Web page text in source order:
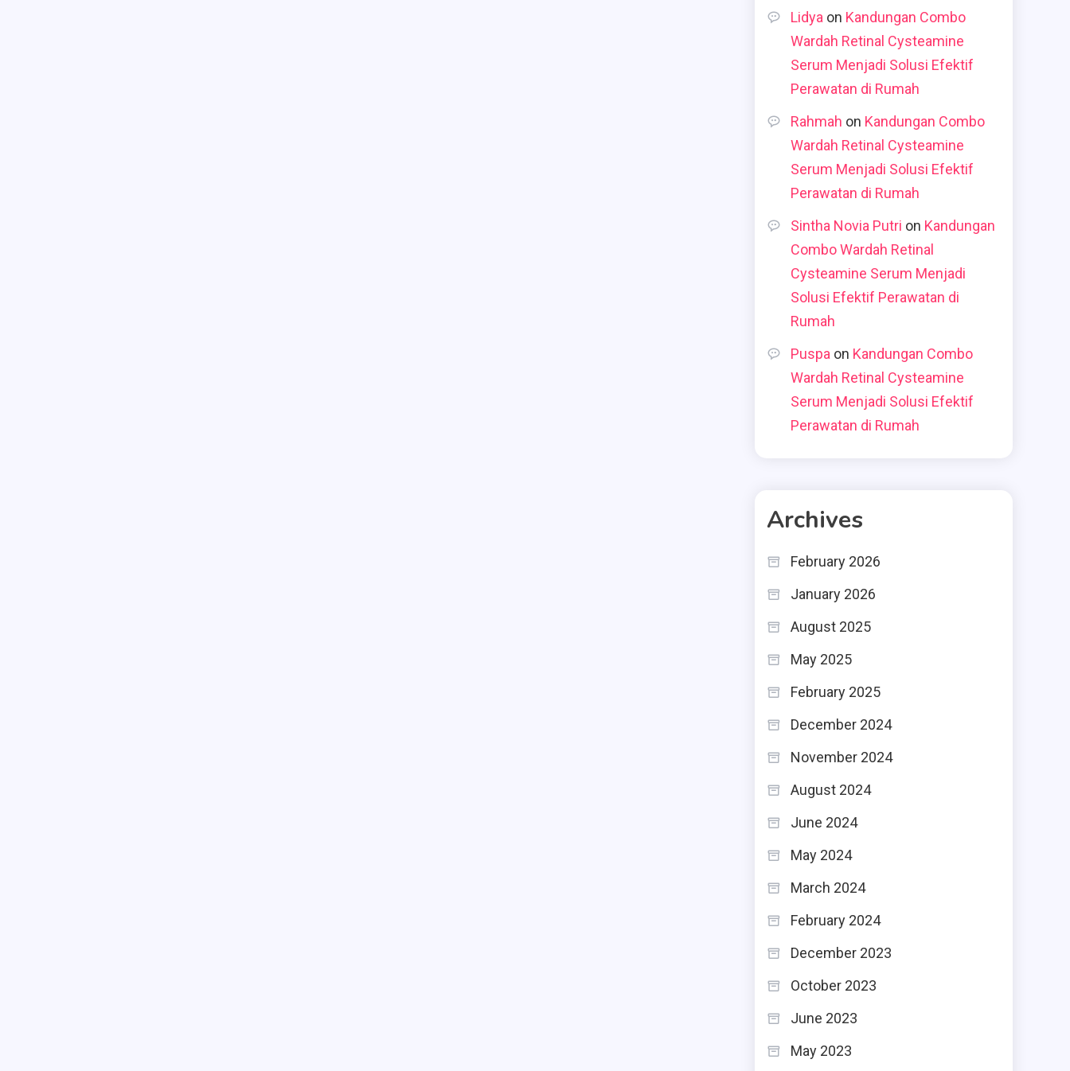
Lidya on Kandungan Combo
Wardah Retinal Cysteamine
Serum Menjadi Solusi Efektif
Perawatan di Rumah
Rahmah on Kandungan Combo
Wardah Retinal Cysteamine
Serum Menjadi Solusi Efektif
Perawatan di Rumah
Sintha Novia Putri on Kandungan
Combo Wardah Retinal
Cysteamine Serum Menjadi
Solusi Efektif Perawatan di
Rumah
Puspa on Kandungan Combo
Wardah Retinal Cysteamine
Serum Menjadi Solusi Efektif
Perawatan di Rumah
Archives
February 2026
January 2026
August 2025
May 2025
February 2025
December 2024
November 2024
August 2024
June 2024
May 2024
March 2024
February 2024
December 2023
October 2023
June 2023
May 2023